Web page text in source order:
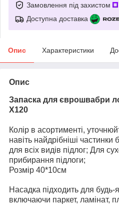
Замовлення під захистом
Доступна доставка
Опис Характеристики
Опис
Запаска для єврошвабри
Х120
Колір в асортименті,
навіть найдрібніші частинки
для всіх видів підлог; Для
прибирання підлоги;
Розмір 40*10см
Насадка підходить для будь-
включаючи паркет, ламінат,